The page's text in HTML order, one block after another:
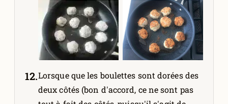
Lorsque que les boulettes sont dorées des
deux côtés (bon d'accord, ce ne sont pas